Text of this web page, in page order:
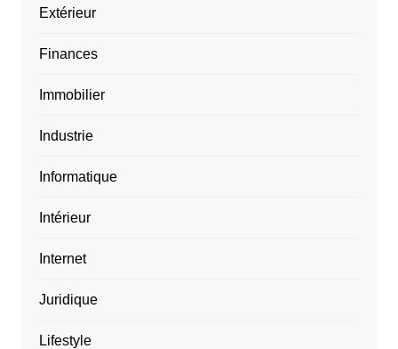
Extérieur
Finances
Immobilier
Industrie
Informatique
Intérieur
Internet
Juridique
Lifestyle